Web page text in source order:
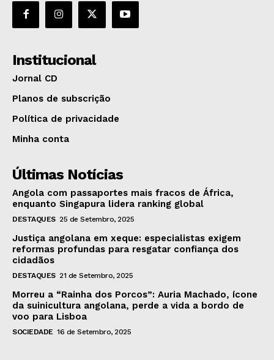
Institucional
Jornal CD
Planos de subscrição
Política de privacidade
Minha conta
Últimas Notícias
Angola com passaportes mais fracos de África,
enquanto Singapura lidera ranking global
DESTAQUES 25 de Setembro, 2025
Justiça angolana em xeque: especialistas exigem
reformas profundas para resgatar confiança dos
cidadãos
DESTAQUES 21 de Setembro, 2025
Morreu a “Rainha dos Porcos”: Auria Machado, ícone
da suinicultura angolana, perde a vida a bordo de
voo para Lisboa
SOCIEDADE 16 de Setembro, 2025